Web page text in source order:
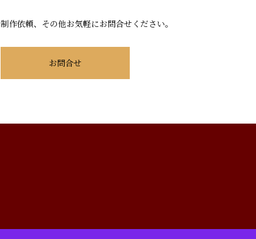
制作依頼、その他お気軽にお問合せください。
お問合せ